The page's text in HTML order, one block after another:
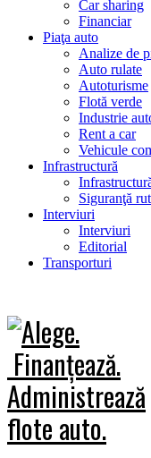
Car sharing
Financiar
Piaţa auto
Analize de
Auto rulate
Autoturisme
Flotă verde
Industrie
Rent a car
Vehicule
Infrastructură
Siguranţă
Interviuri
Interviuri
Editorial
Transporturi